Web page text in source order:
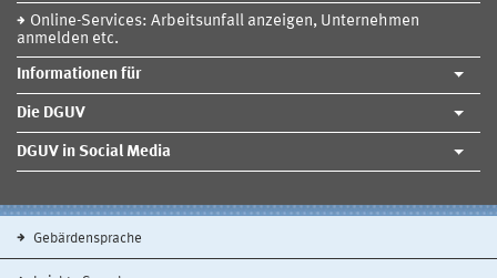
Online-Services: Arbeitsunfall anzeigen, Unternehmen
anmelden etc.
Informationen für
Die DGUV
DGUV in Social Media
Gebärdensprache